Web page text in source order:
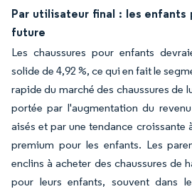
Par utilisateur final : les
future
Les chaussures pour enfants
solide de 4,92 %, ce qui en fait le
rapide du marché des chaussures de
portée par l'augmentation du
aisés et par une tendance
premium pour les enfants. Les
enclins à acheter des chaussures de
pour leurs enfants, souvent dans